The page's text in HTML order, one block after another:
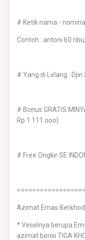
# Ketik nama -
Contoh : antoni 60
# Yang di Lelang : Djin
# Bonus GRATIS
Rp.1.111.ooo)
# Free Ongkir SE
Azimat Emas
* Veselnya berupa
azimat berisi TIGA